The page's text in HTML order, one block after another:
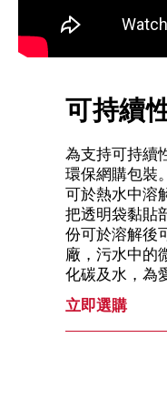
可持續
為支持可持續
環保網購包裝
可於熱水中溶
把透明袋黏貼
份可於溶解後
廠，污水中的
化碳及水，為
立即選購